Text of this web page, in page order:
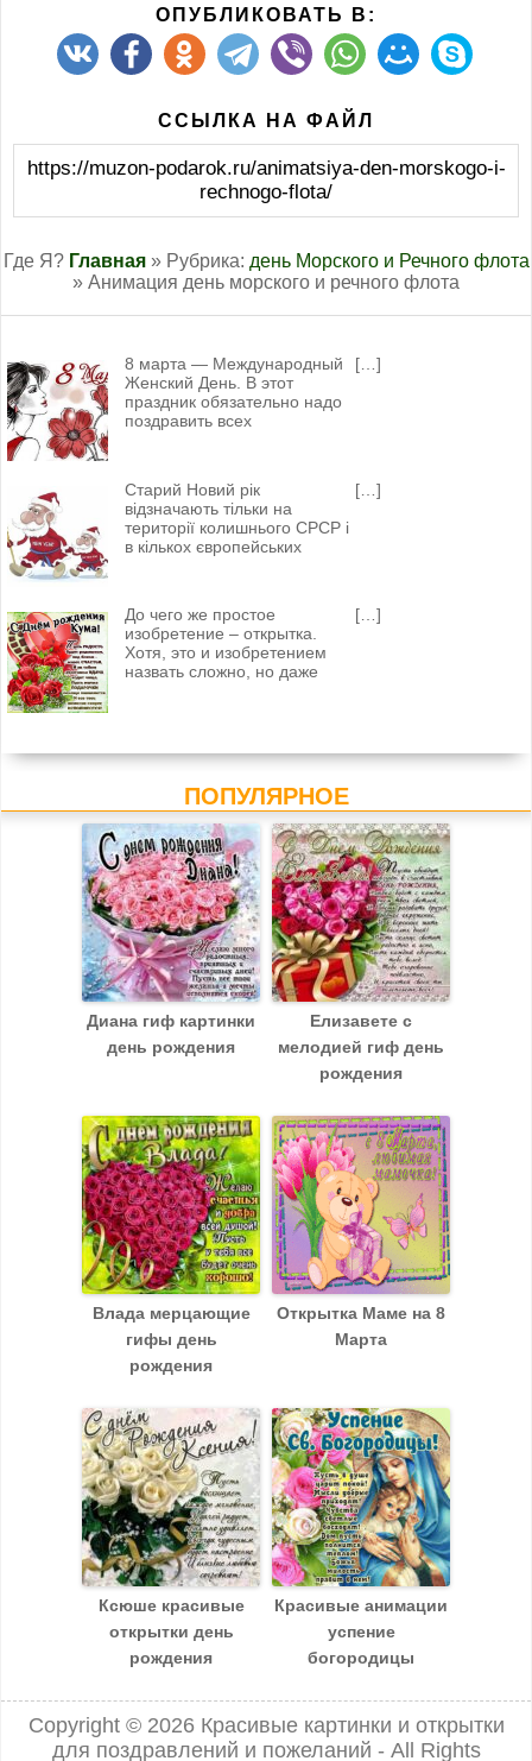
ОПУБЛИКОВАТЬ В:
ССЫЛКА НА ФАЙЛ
https://muzon-podarok.ru/animatsiya-den-morskogo-i-
rechnogo-flota/
Где Я? Главная» Рубрика: день Морского и Речного флота
» Анимация день морского и речного флота
8 марта — Международный
Женский День. В этот
праздник обязательно надо
поздравить всех
[…]
Старий Новий рік
відзначають тільки на
території колишнього СРСР і
в кількох європейських
[…]
До чего же простое
изобретение – открытка.
Хотя, это и изобретением
назвать сложно, но даже
[…]
ПОПУЛЯРНОЕ
Диана гиф картинки
день рождения
Елизавете с
мелодией гиф день
рождения
Влада мерцающие
гифы день
рождения
Открытка Маме на 8
Марта
Ксюше красивые
открытки день
рождения
Красивые анимации
успение
богородицы
Copyright © 2026 Красивые картинки и открытки
для поздравлений и пожеланий - All Rights